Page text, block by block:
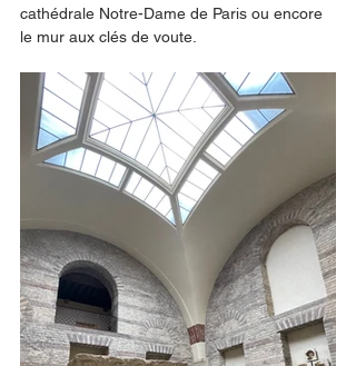
cathédrale Notre-Dame de Paris ou encore
le mur aux clés de voute.